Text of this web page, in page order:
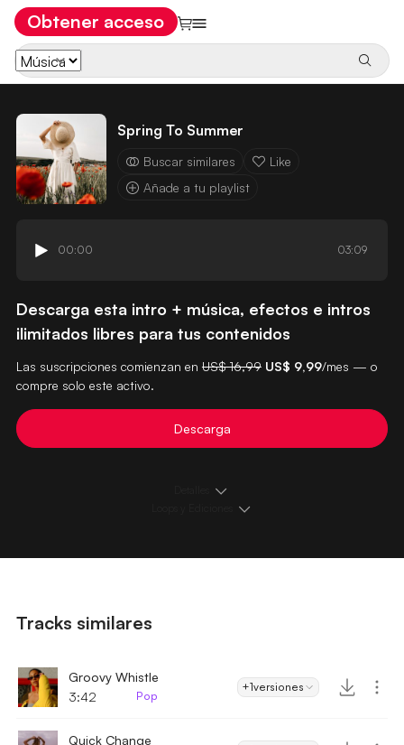
Obtener acceso
Spring To Summer
Buscar similares
Like
Añade a tu playlist
00:00 03:09
Descarga esta intro + música, efectos e intros
ilimitados libres para tus contenidos
Las suscripciones comienzan en US$ 16,99 US$ 9,99/mes — o
compre solo este activo.
Descarga
Tracks similares
Groovy Whistle
3:42
Pop
+1versiones
Quick Change